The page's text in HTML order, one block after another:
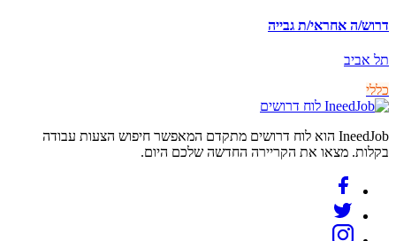
דרוש/ה אחראי/ת גבייה
תל אביב
כללי
לוח דרושים
IneedJob הוא לוח דרושים מתקדם המאפשר חיפוש הצעות עבודה
בקלות. מצאו את הקריירה החדשה שלכם היום.